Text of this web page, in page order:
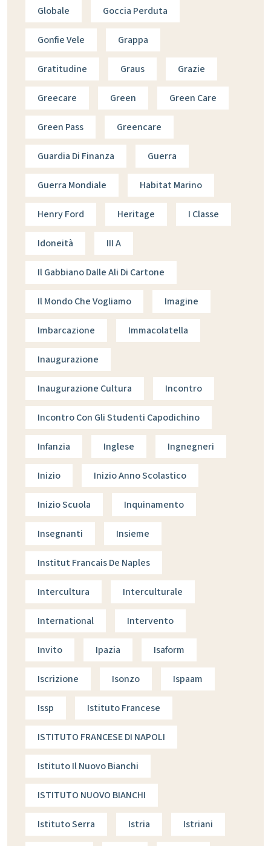
Globale Goccia Perduta
Gonfie Vele Grappa
Gratitudine Graus Grazie
Greecare Green Green Care
Green Pass Greencare
Guardia Di Finanza Guerra
Guerra Mondiale Habitat Marino
Henry Ford Heritage I Classe
Idoneità III A
Il Gabbiano Dalle Ali Di Cartone
Il Mondo Che Vogliamo Imagine
Imbarcazione Immacolatella
Inaugurazione
Inaugurazione Cultura Incontro
Incontro Con Gli Studenti Capodichino
Infanzia Inglese Ingnegneri
Inizio Inizio Anno Scolastico
Inizio Scuola Inquinamento
Insegnanti Insieme
Institut Francais De Naples
Intercultura Interculturale
International Intervento
Invito Ipazia Isaform
Iscrizione Isonzo Ispaam
Issp Istituto Francese
ISTITUTO FRANCESE DI NAPOLI
Istituto Il Nuovo Bianchi
ISTITUTO NUOVO BIANCHI
Istituto Serra Istria Istriani